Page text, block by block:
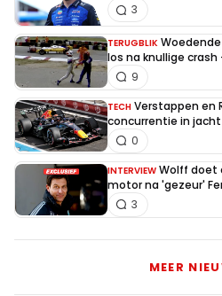
3
TERUGBLIK
los na knullige
9
TECH Verstappen en
concurrentie in
0
INTERVIEW Wolff doet
motor na 'gezeur'
3
MEER